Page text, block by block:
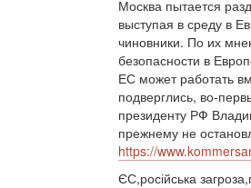
Москва пытается
выступая в среду в
чиновники. По их
безопасности в
ЕС может работать
подверглись, во-
президенту РФ
прежнему не
https://
ЄС,російська